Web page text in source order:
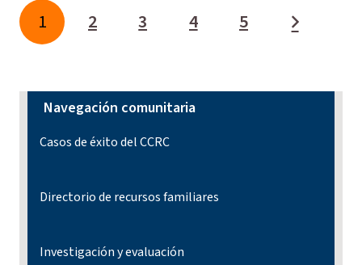
1 2 3 4 5
Navegación comunitaria
Casos de éxito del CCRC
Directorio de recursos familiares
Investigación y evaluación